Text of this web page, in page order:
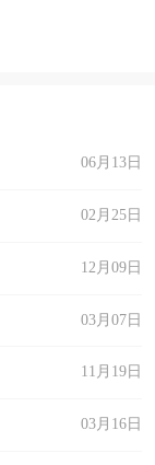
06月13日
02月25日
12月09日
03月07日
11月19日
03月16日